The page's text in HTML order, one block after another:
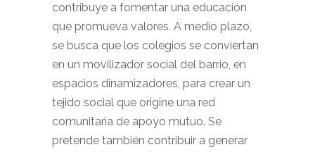
contribuye a fomentar una educación
que promueva valores. A medio plazo,
se busca que los colegios se conviertan
en un movilizador social del barrio, en
espacios dinamizadores, para crear un
tejido social que origine una red
comunitaria de apoyo mutuo. Se
pretende también contribuir a generar